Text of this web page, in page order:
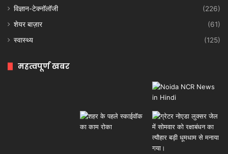
विज्ञान-टेक्नॉलॉजी
(226)
शेयर बाज़ार
(61)
स्वास्थ्य
(125)
महत्वपूर्ण खबर